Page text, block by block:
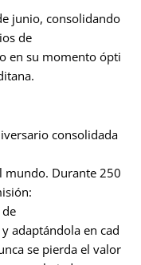
junio, consolidando
de
en su momento ópti
consolidada
mundo. Durante 250
adaptándola en cad
se pierda el valor